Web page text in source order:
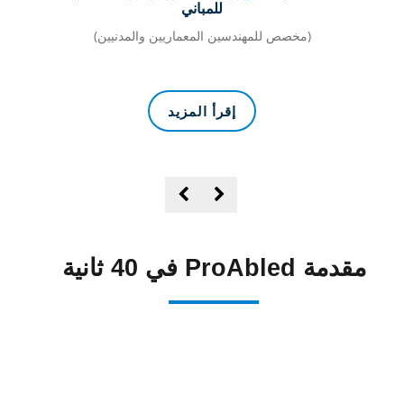
للمباني
(مخصص للمهندسين المعماريين والمدنيين)
إقرأ المزيد
مقدمة ProAbled في 40 ثانية